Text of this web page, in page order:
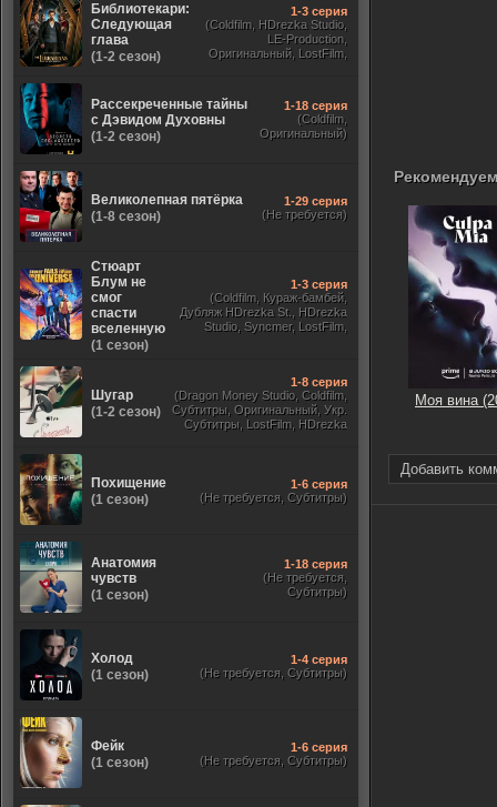
Моя вина
Добавить
Библиотекари:
Следующая
глава
(1-2 сезон)
1-3 серия
(Coldfilm, HDrezka Studio,
LE-Production,
Оригинальный, LostFilm,
Рассекреченные тайны
с Дэвидом Духовны
(1-2 сезон)
1-18 серия
(Coldfilm,
Оригинальный)
Великолепная пятёрка
(1-8 сезон)
1-29 серия
(Не требуется)
Стюарт
Блум не
смог
спасти
вселенную
(1 сезон)
1-3 серия
(Coldfilm, Кураж-бамбей,
Дубляж HDrezka St., HDrezka
Studio, Syncmer, LostFilm,
Шугар
(1-2 сезон)
1-8 серия
(Dragon Money Studio, Coldfilm,
Субтитры, Оригинальный, Укр.
Субтитры, LostFilm, HDrezka
Похищение
(1 сезон)
1-6 серия
(Не требуется, Субтитры)
Анатомия
чувств
(1 сезон)
1-18 серия
(Не требуется,
Субтитры)
Холод
(1 сезон)
1-4 серия
(Не требуется, Субтитры)
Фейк
(1 сезон)
1-6 серия
(Не требуется, Субтитры)